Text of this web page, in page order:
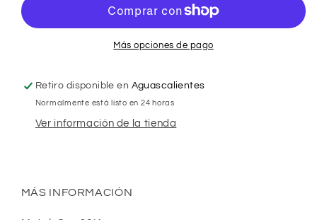
10K
Más opciones de pago
Retiro disponible en Aguascalientes
Normalmente está listo en 24 horas
Ver información de la tienda
MÁS INFORMACIÓN